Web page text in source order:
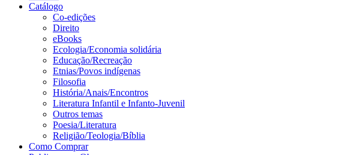
Catálogo
Co-edições
Direito
eBooks
Ecologia/Economia solidária
Educação/Recreação
Etnias/Povos indígenas
Filosofia
História/Anais/Encontros
Literatura Infantil e Infanto-Juvenil
Outros temas
Poesia/Literatura
Religião/Teologia/Bíblia
Como Comprar